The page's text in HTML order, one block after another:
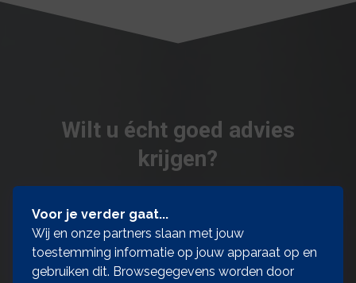
Wilt u écht goed advies
krijgen?
Neem contact op
Voor je verder gaat...
Wij en onze partners slaan met jouw
toestemming informatie op jouw apparaat op en
gebruiken dit. Browsegegevens worden door